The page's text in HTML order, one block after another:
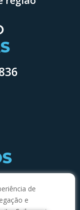
de
e